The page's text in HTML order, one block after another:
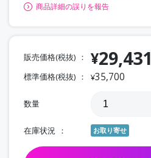
商品詳細の誤りを報告
販売価格(税抜) ¥29,431
標準価格(税抜) ¥35,700
数量
在庫状況 お取り寄せ